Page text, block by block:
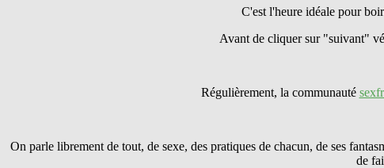
C'est l'heure idéale pour
Avant de cliquer sur "suivant"
Régulièrement, la communauté
On parle librement de tout, de sexe, des pratiques de chacun, de ses
de